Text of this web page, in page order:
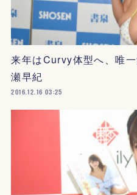
来年はCurvy体型へ、唯
瀬早紀
2016.12.16 03:25